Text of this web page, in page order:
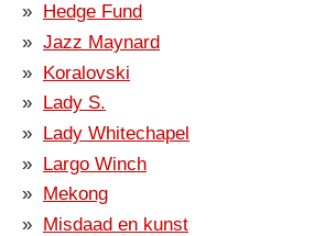
Hedge Fund
Jazz Maynard
Koralovski
Lady S.
Lady Whitechapel
Largo Winch
Mekong
Misdaad en kunst